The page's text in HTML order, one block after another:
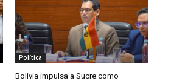
Política
Bolivia impulsa a Sucre como